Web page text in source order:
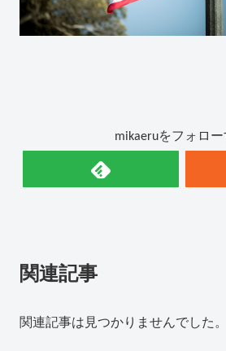
mikaeruをフォロー
関連記事
関連記事は見つかりませんでした。